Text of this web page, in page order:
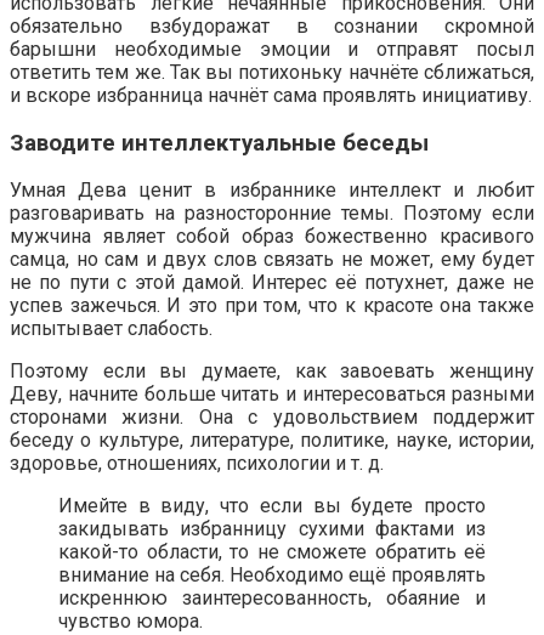
обязательно взбудоражат в сознании скромной
барышни необходимые эмоции и отправят посыл
ответить тем же. Так вы потихоньку начнёте сближаться,
и вскоре избранница начнёт сама проявлять инициативу.
Заводите интеллектуальные беседы
Умная Дева ценит в избраннике интеллект и любит
разговаривать на разносторонние темы. Поэтому если
мужчина являет собой образ божественно красивого
самца, но сам и двух слов связать не может, ему будет
не по пути с этой дамой. Интерес её потухнет, даже не
успев зажечься. И это при том, что к красоте она также
испытывает слабость.
Поэтому если вы думаете, как завоевать женщину
Деву, начните больше читать и интересоваться разными
сторонами жизни. Она с удовольствием поддержит
беседу о культуре, литературе, политике, науке, истории,
здоровье, отношениях, психологии и т. д.
Имейте в виду, что если вы будете просто
закидывать избранницу сухими фактами из
какой-то области, то не сможете обратить её
внимание на себя. Необходимо ещё проявлять
искреннюю заинтересованность, обаяние и
чувство юмора.